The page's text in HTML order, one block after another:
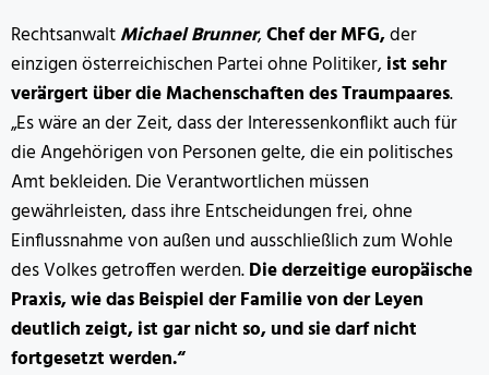
RechtsanwaltMichael Brunner,Chef der MFG,der
einzigen österreichischen Partei ohne Politiker, ist sehr
verärgert über die Machenschaften des Traumpaares.
„Es wäre an der Zeit, dass der Interessenkonflikt auch für
die Angehörigen von Personen gelte, die ein politisches
Amt bekleiden. Die Verantwortlichen müssen
gewährleisten, dass ihre Entscheidungen frei, ohne
Einflussnahme von außen und ausschließlich zum Wohle
des Volkes getroffen werden.Die derzeitige europäische
Praxis, wie das Beispiel der Familie von der Leyen
deutlich zeigt, ist gar nicht so, und sie darf nicht
fortgesetzt werden.“